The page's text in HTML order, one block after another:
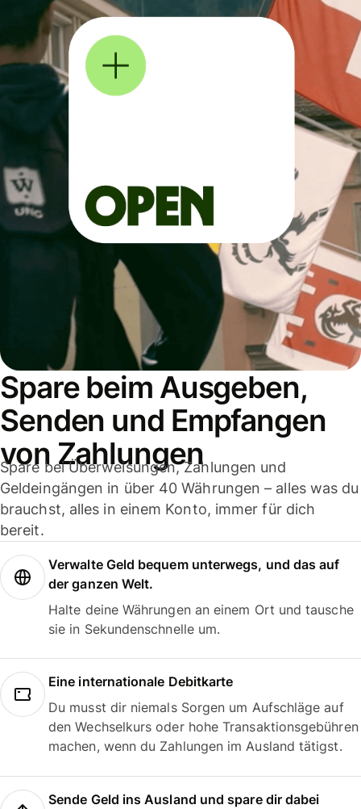
Spare beim Ausgeben,
Senden und Empfangen
von Zahlungen
Spare bei Überweisungen, Zahlungen und
Geldeingängen in über 40 Währungen – alles was du
brauchst, alles in einem Konto, immer für dich
bereit.
Verwalte Geld bequem unterwegs, und das auf
der ganzen Welt.
Halte deine Währungen an einem Ort und tausche
sie in Sekundenschnelle um.
Eine internationale Debitkarte
Du musst dir niemals Sorgen um Aufschläge auf
den Wechselkurs oder hohe Transaktionsgebühren
machen, wenn du Zahlungen im Ausland tätigst.
Sende Geld ins Ausland und spare dir dabei